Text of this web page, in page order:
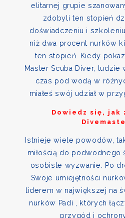
elitarnej grupie
zdobyli ten stopień
doświadczeniu i
niż dwa procent nurków
ten stopień. Kiedy
Master Scuba Diver, ludzie
czas pod wodą w
miałeś swój udział w
Dowiedz się, jak
Istnieje wiele powodów,
miłością do podwodnego
osobiste wyzwanie. Po
Swoje umiejętności
liderem w największej na
nurków Padi , których
przygód i